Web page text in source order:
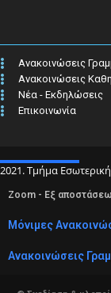
Ανακοινώσεις
Ανακοινώσεις
Νέα - Εκδηλώσεις
Επικοινωνία
2021. Τμήμα
Zoom - Εξ
Μόνιμες
Ανακοινώσεις